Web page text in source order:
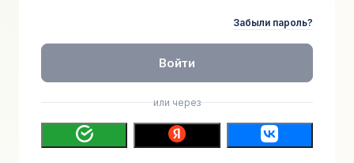
Забыли пароль?
Войти
или через